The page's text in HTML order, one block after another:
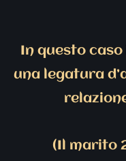
In questo
una legatura
(Il marito